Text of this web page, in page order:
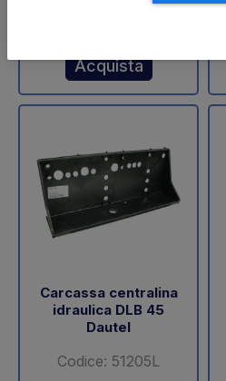
Acquista
Carcassa centralina
idraulica DLB 45
Dautel
Codice: 51205L